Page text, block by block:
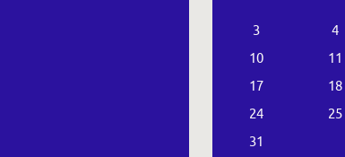
3
4
10
11
17
18
24
25
31